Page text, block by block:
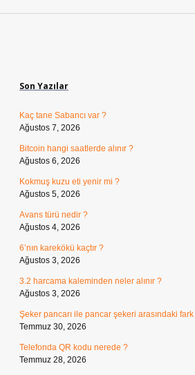
Son Yazılar
Kaç tane Sabancı var ?
Ağustos 7, 2026
Bitcoin hangi saatlerde alınır ?
Ağustos 6, 2026
Kokmuş kuzu eti yenir mi ?
Ağustos 5, 2026
Avans türü nedir ?
Ağustos 4, 2026
6’nın karekökü kaçtır ?
Ağustos 3, 2026
3.2 harcama kaleminden neler alınır ?
Ağustos 3, 2026
Şeker pancarı ile pancar şekeri arasındaki
Temmuz 30, 2026
Telefonda QR kodu nerede ?
Temmuz 28, 2026